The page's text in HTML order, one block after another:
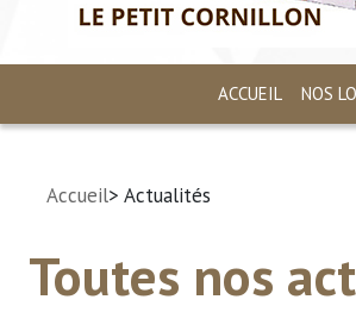
ACCUEIL NOS
Accueil> Actualités
Toutes nos